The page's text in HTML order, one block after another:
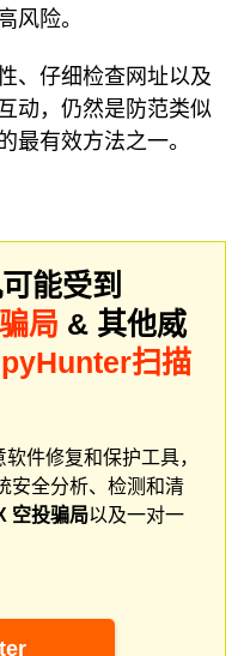
风险。
、仔细检查网址以及
动，仍然是防范类似
最有效方法之一。
能受到
局 & 其他威
扫描
件修复和保护工具，
安全分析、检测和清
空投骗局以及一对一